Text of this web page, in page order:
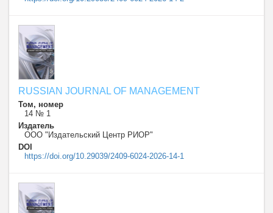
RUSSIAN JOURNAL OF MANAGEMENT
Том, номер
14 № 1
Издатель
ООО "Издательский Центр РИОР"
DOI
https://doi.org/10.29039/2409-6024-2026-14-1